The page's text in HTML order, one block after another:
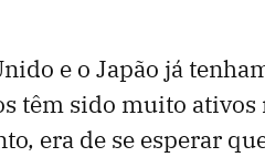
e o Japão já
têm sido muito
era de se esperar